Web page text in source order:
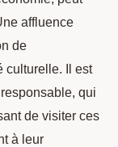
affluence
de
culturelle. Il est
qui
de visiter ces
à leur